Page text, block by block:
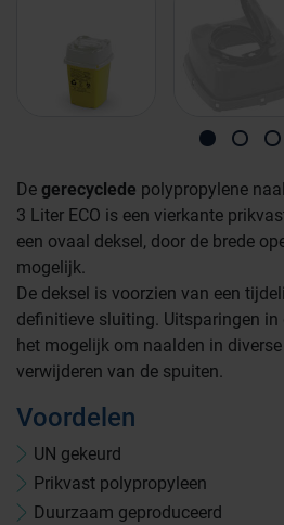
De gerecyclede polypropylene
3 Liter ECO is een vierkante
een ovaal deksel, door de brede
mogelijk.
De deksel is voorzien van een
definitieve sluiting. Uitsparingen
het mogelijk om naalden in
verwijderen van de spuiten.
Voordelen
UN gekeurd
Prikvast polypropyleen
Duurzaam geproduceerd